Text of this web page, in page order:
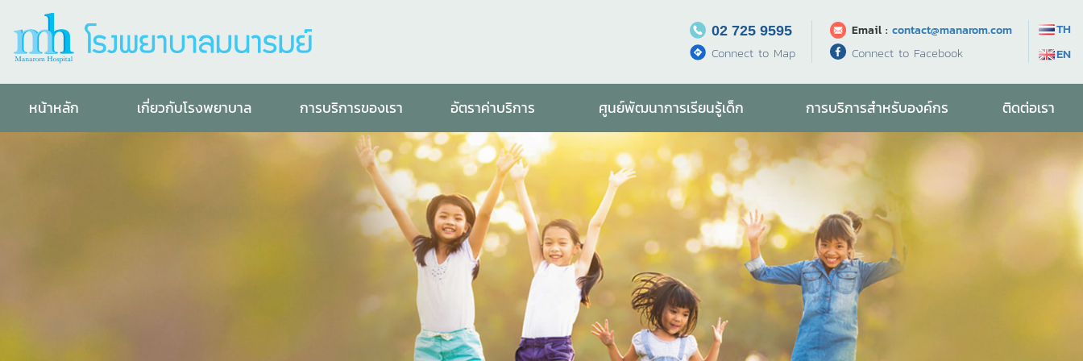
TH
EN
Email : contact@manarom.com
Connect to Facebook
02 725 9595
Connect to Map
หน้าหลัก เกี่ยวกับโรงพยาบาล การบริการของเรา อัตราค่าบริการ ศูนย์พัฒนาการเรียนรู้เด็ก การบริการสำหรับองค์กร ติดต่อเรา